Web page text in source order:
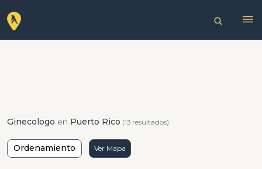
Ginecologo en Puerto Rico (13 resultados)
Ordenamiento Ver Mapa